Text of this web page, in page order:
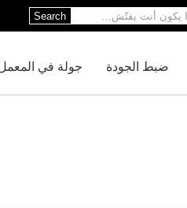
Search
جولة في ضبط الجودة